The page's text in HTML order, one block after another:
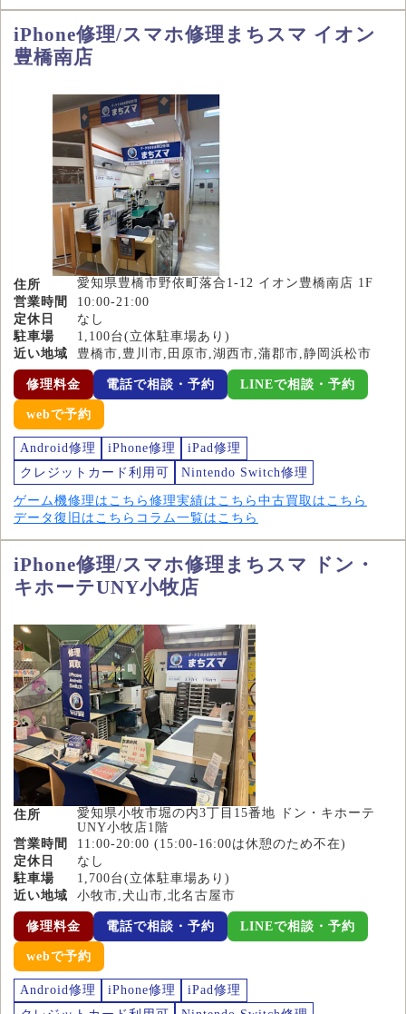
iPhone修理/スマホ修理まちスマ イオン
豊橋南店
住所
愛知県豊橋市野依町落合1-12 イオン豊橋南店 1F
営業時間
10:00-21:00
定休日
なし
駐車場
1,100台(立体駐車場あり)
近い地域
豊橋市,豊川市,田原市,湖西市,蒲郡市,静岡浜松市
修理料金 電話で相談・予約 LINEで相談・予約
webで予約
Android修理 iPhone修理
iPad修理
クレジットカード利用可
Nintendo Switch修理
ゲーム機修理はこちら 修理実績はこちら 中古買取はこちら
データ復旧はこちら コラム一覧はこちら
iPhone修理/スマホ修理まちスマ ドン・
キホーテUNY小牧店
住所
愛知県小牧市堀の内3丁目15番地 ドン・キホーテ
UNY小牧店1階
営業時間
11:00-20:00 (15:00-16:00は休憩のため不在)
定休日
なし
駐車場
1,700台(立体駐車場あり)
近い地域
小牧市,犬山市,北名古屋市
修理料金 電話で相談・予約 LINEで相談・予約
webで予約
Android修理 iPhone修理
iPad修理